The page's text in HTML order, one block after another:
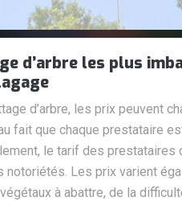
d’arbre les plus
d’arbre, les prix peuvent
fait que chaque prestataire
le tarif des prestataires
notoriétés. Les prix varient
à abattre, de la